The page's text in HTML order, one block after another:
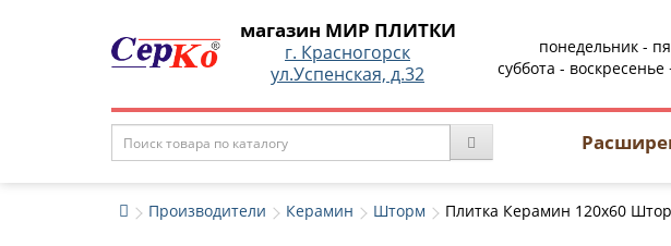
магазин МИР ПЛИТКИ
г. Красногорск
ул.Успенская, д.32
понедельник -
суббота -
Производители Керамин Шторм Плитка Керамин 120x60